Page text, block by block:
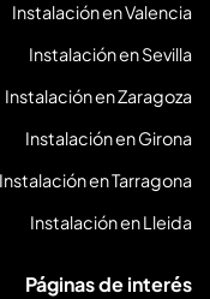
Instalación en Valencia
Instalación en Sevilla
Instalación en Zaragoza
Instalación en Girona
Instalación en Tarragona
Instalación en Lleida
Páginas de interés